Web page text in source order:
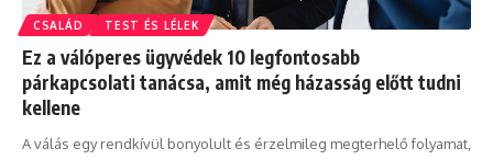
CSALÁD TEST ÉS LÉLEK
Ez a válóperes ügyvédek 10 legfontosabb
párkapcsolati tanácsa, amit még házasság előtt tudni
kellene
A válás egy rendkívül bonyolult és érzelmileg megterhelő folyamat,